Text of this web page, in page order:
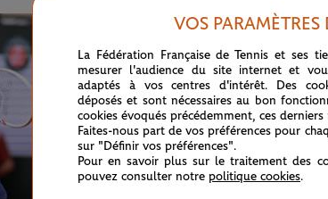
VOS PARAMÈTRES
La Fédération Française de Tennis et ses
mesurer l'audience du site internet et
adaptés à vos centres d'intérêt. Des
déposés et sont nécessaires au bon
cookies évoqués précédemment, ces
Faites-nous part de vos préférences pour
sur "Définir vos préférences".
Pour en savoir plus sur le traitement des
pouvez consulter notre politique cookies.